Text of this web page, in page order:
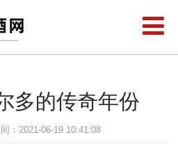
多的传奇年份
：2021-06-19 10:41:08